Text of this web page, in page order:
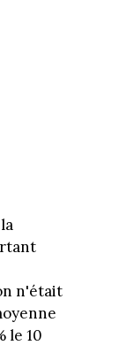
n'était
le 10